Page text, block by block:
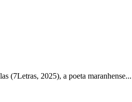
(7Letras, 2025), a poeta maranhense...